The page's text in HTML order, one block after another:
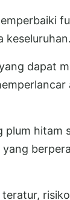
keseluruhan.
dapat
plum hitam